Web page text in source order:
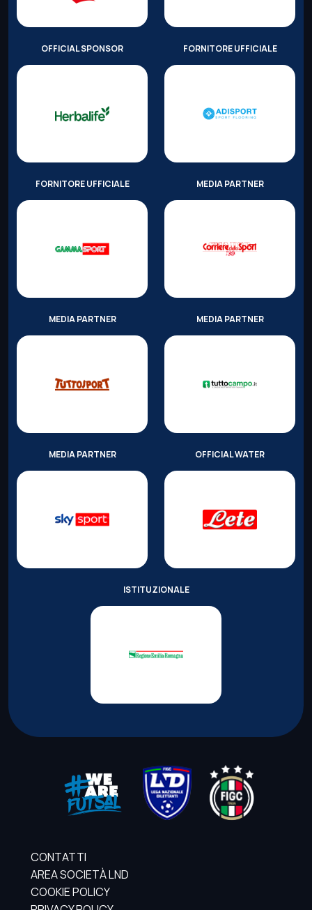
OFFICIAL SPONSOR FORNITORE UFFICIALE
FORNITORE UFFICIALE MEDIA PARTNER
MEDIA PARTNER MEDIA PARTNER
MEDIA PARTNER OFFICIAL WATER
ISTITUZIONALE
CONTATTI
AREA SOCIETÀ LND
COOKIE POLICY